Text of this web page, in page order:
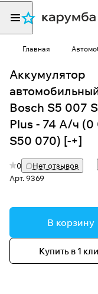
Главная
Аккумулятор
Bosch S5 007
Plus - 74 А/ч (0
S50 070) [-+]
0
Нет отзывов
Арт.9369
В корзину
Купить в 1